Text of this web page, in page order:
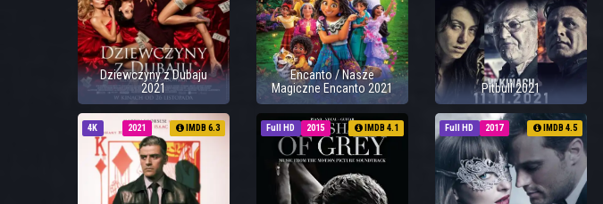
Dziewczyny z Dubaju
2021
Encanto / Nasze
Magiczne Encanto 2021
Pitbull 2021
4K 2021 IMDB 6.3 Full HD 2015 IMDB 4.1 Full HD 2017 IMDB 4.5